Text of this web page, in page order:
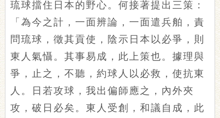
琉球擋住日本的野心。何接著提出三策：
「為今之計，一面辨論，一面遣兵舶，責
問琉球，徵其貢使，陰示日本以必爭，則
東人氣懾。其事易成，此上策也。據理與
爭，止之，不聽，約球人以必救，使抗東
人。日若攻球，我出偏師應之，內外夾
攻，破日必矣。東人受創，和議自成，此